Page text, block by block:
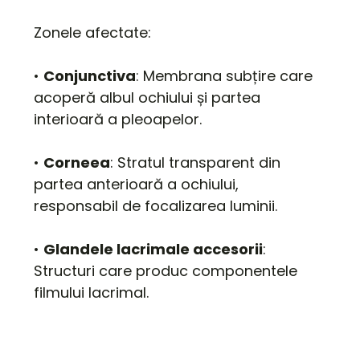
Zonele afectate:
• Conjunctiva: Membrana subțire care
acoperă albul ochiului și partea
interioară a pleoapelor.
• Corneea: Stratul transparent din
partea anterioară a ochiului,
responsabil de focalizarea luminii.
• Glandele lacrimale accesorii:
Structuri care produc componentele
filmului lacrimal.